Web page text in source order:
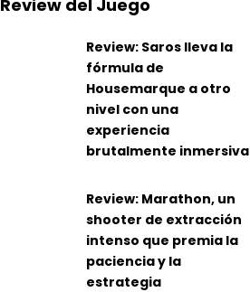
Review del Juego
Review: Saros lleva la
fórmula de
Housemarque a otro
nivel con una
experiencia
brutalmente inmersiva
Review: Marathon, un
shooter de extracción
intenso que premia la
paciencia y la
estrategia